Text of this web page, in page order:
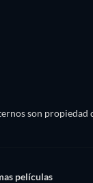
son propiedad
películas